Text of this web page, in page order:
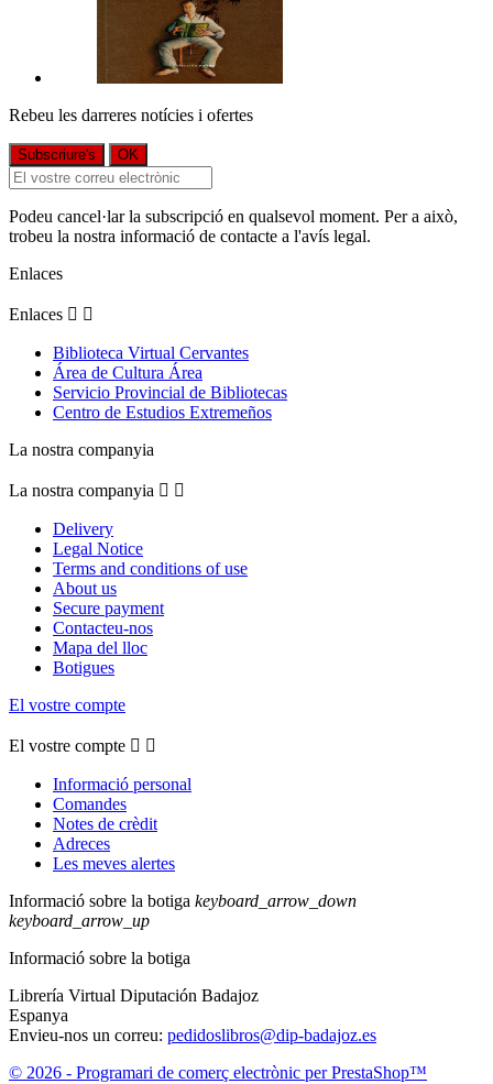
Rebeu les darreres notícies i ofertes
Podeu cancel·lar la subscripció en qualsevol moment. Per a això,
trobeu la nostra informació de contacte a l'avís legal.
Enlaces
Enlaces  
Biblioteca Virtual Cervantes
Área de Cultura Área
Servicio Provincial de Bibliotecas
Centro de Estudios Extremeños
La nostra companyia
La nostra companyia  
Delivery
Legal Notice
Terms and conditions of use
About us
Secure payment
Contacteu-nos
Mapa del lloc
Botigues
El vostre compte
El vostre compte  
Informació personal
Comandes
Notes de crèdit
Adreces
Les meves alertes
Informació sobre la botiga keyboard_arrow_down
keyboard_arrow_up
Informació sobre la botiga
Librería Virtual Diputación Badajoz
Espanya
Envieu-nos un correu: pedidoslibros@dip-badajoz.es
© 2026 - Programari de comerç electrònic per PrestaShop™